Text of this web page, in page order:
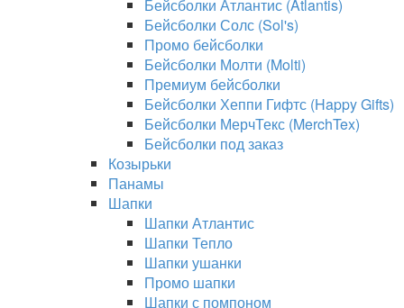
Бейсболки Атлантис (Atlantis)
Бейсболки Солс (Sol's)
Промо бейсболки
Бейсболки Молти (Molti)
Премиум бейсболки
Бейсболки Хеппи Гифтс (Happy Gifts)
Бейсболки МерчТекс (MerchTex)
Бейсболки под заказ
Козырьки
Панамы
Шапки
Шапки Атлантис
Шапки Тепло
Шапки ушанки
Промо шапки
Шапки с помпоном